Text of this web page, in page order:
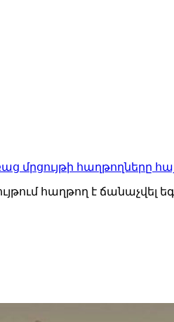
մրցույթի հաղթողները
հաղթող է